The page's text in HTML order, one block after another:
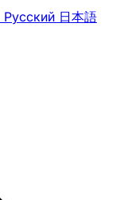
Русский 日本語